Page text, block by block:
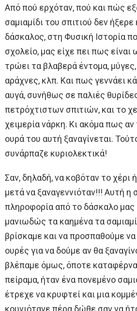
Από πού ερχόταν, πού και πώς
σαμιαμίδι του σπιτιού δεν ήξερε
δάσκαλος, στη Φυσική Ιστορία
σχολείο, μας είχε πει πως είναι
τρώει τα βλαβερά έντομα,
αράχνες, κλπ. Και πως γεννάει
αυγά, συνήθως σε παλιές
πετρόχτιστων σπιτιών, και το
χειμερία νάρκη. Κι ακόμα πως
ουρά του αυτή ξαναγίνεται.
συνάρπαζε κυριολεκτικά!
Σαν, δηλαδή, να κοβόταν το χέρι
μετά να ξαναγεννιόταν!!! Αυτή η
πληροφορία από το δάσκαλο μας
μανιωδώς τα καημένα τα
βρίσκαμε και να προσπαθούμε
ουρές για να δούμε αν θα
βλέπαμε όμως, όποτε
πείραμα, ήταν ένα πονεμένο
έτρεχε να κρυφτεί και μια
κουνιότανε πέρα δώθε σαν να